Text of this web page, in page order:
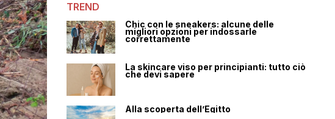
TREND
Chic con le sneakers: alcune delle
migliori opzioni per indossarle
correttamente
La skincare viso per principianti: tutto ciò
che devi sapere
Alla scoperta dell’Egitto